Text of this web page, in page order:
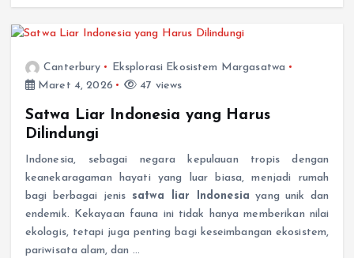
Canterbury
Eksplorasi Ekosistem Margasatwa
Maret 4, 2026
47 views
Satwa Liar Indonesia yang Harus
Dilindungi
Indonesia, sebagai negara kepulauan tropis dengan
keanekaragaman hayati yang luar biasa, menjadi rumah
bagi berbagai jenis satwa liar Indonesia yang unik dan
endemik. Kekayaan fauna ini tidak hanya memberikan nilai
ekologis, tetapi juga penting bagi keseimbangan ekosistem,
pariwisata alam, dan …